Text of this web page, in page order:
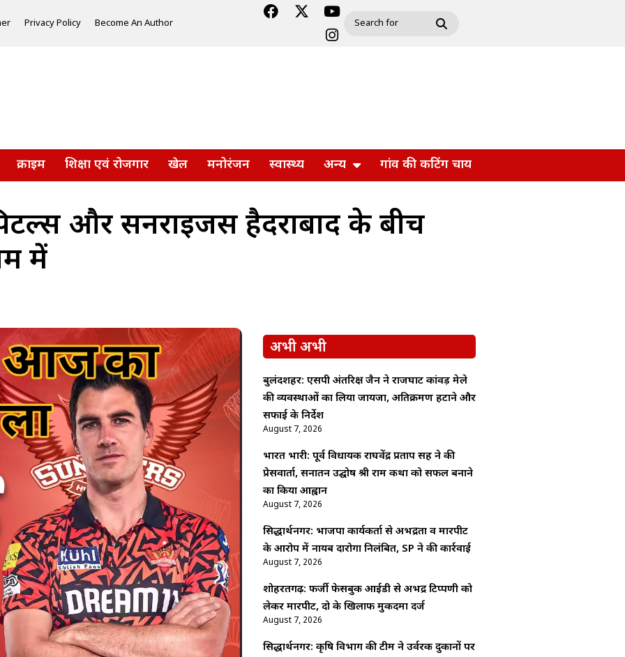
Privacy Policy Become An Author
क्राइम शिक्षा एवं रोजगार खेल मनोरंजन स्वास्थ्य अन्य गांव की कटिंग चाय
और सनराइजर्स हैदराबाद के बीच
में
अभी अभी
बुलंदशहर: एसपी अंतरिक्ष जैन ने राजघाट कांवड़ मेले
की व्यवस्थाओं का लिया जायजा, अतिक्रमण हटाने और
सफाई के निर्देश
August 7, 2026
भारत भारी: पूर्व विधायक राघवेंद्र प्रताप सिंह ने की
प्रेसवार्ता, सनातन उद्घोष श्री राम कथा को सफल बनाने
का किया आह्वान
August 7, 2026
सिद्धार्थनगर: भाजपा कार्यकर्ता से अभद्रता व मारपीट
के आरोप में नायब दारोगा निलंबित, SP ने की कार्रवाई
August 7, 2026
शोहरतगढ़: फर्जी फेसबुक आईडी से अभद्र टिप्पणी को
लेकर मारपीट, दो के खिलाफ मुकदमा दर्ज
August 7, 2026
सिद्धार्थनगर: कृषि विभाग की टीम ने उर्वरक दुकानों पर